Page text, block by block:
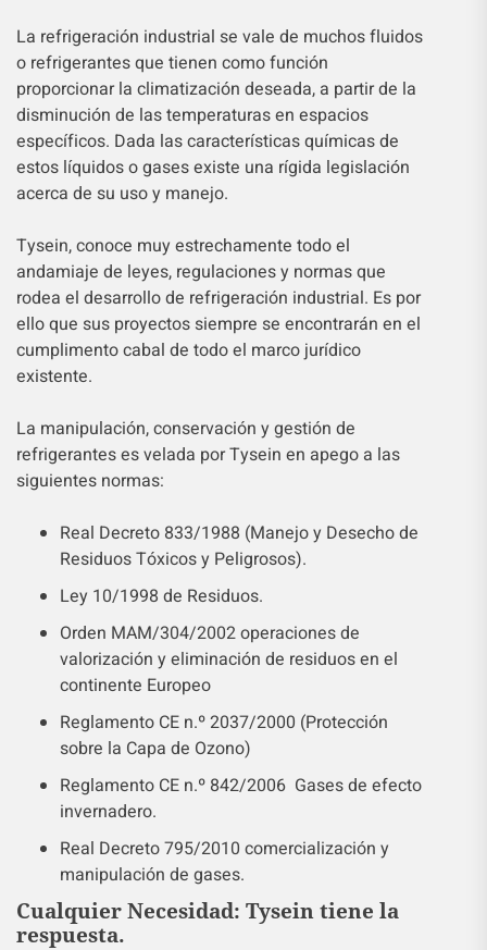
La refrigeración industrial se vale de muchos fluidos
o refrigerantes que tienen como función
proporcionar la climatización deseada, a partir de la
disminución de las temperaturas en espacios
específicos. Dada las características químicas de
estos líquidos o gases existe una rígida legislación
acerca de su uso y manejo.
Tysein, conoce muy estrechamente todo el
andamiaje de leyes, regulaciones y normas que
rodea el desarrollo de refrigeración industrial. Es por
ello que sus proyectos siempre se encontrarán en el
cumplimento cabal de todo el marco jurídico
existente.
La manipulación, conservación y gestión de
refrigerantes es velada por Tysein en apego a las
siguientes normas:
Real Decreto 833/1988 (Manejo y Desecho de
Residuos Tóxicos y Peligrosos).
Ley 10/1998 de Residuos.
Orden MAM/304/2002 operaciones de
valorización y eliminación de residuos en el
continente Europeo
Reglamento CE n.º 2037/2000 (Protección
sobre la Capa de Ozono)
Reglamento CE n.º 842/2006 Gases de efecto
invernadero.
Real Decreto 795/2010 comercialización y
manipulación de gases.
Cualquier Necesidad: Tysein tiene la
respuesta.